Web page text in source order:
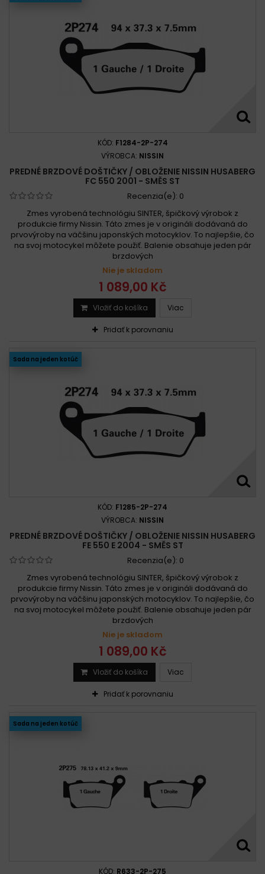
KÓD: F1284-2P-274
VÝROBCA: NISSIN
PREDNÉ BRZDOVÉ DOŠTIČKY / OBLOŽENIE NISSIN HUSABERG
FC 550 2001 - SMĚS ST
Recenzia(e): 0
Zmes vyrobená technológiu SINTER, špičkový výrobok z
produkcie firmy Nissin. Táto zmes je v origináli dodávaná do
prvovýroby na väčšinu japonských motocyklov. To najlepšie, čo
na svoj motocykel môžete použiť. Balenie obsahuje jeden pár
brzdových
Nie je skladom
1 089,00 Kč
Vložiť do košíka Viac
Pridať k porovnaniu
Sada na jeden kotúč
KÓD: F1285-2P-274
VÝROBCA: NISSIN
PREDNÉ BRZDOVÉ DOŠTIČKY / OBLOŽENIE NISSIN HUSABERG
FE 550 E 2004 - SMĚS ST
Recenzia(e): 0
Zmes vyrobená technológiu SINTER, špičkový výrobok z
produkcie firmy Nissin. Táto zmes je v origináli dodávaná do
prvovýroby na väčšinu japonských motocyklov. To najlepšie, čo
na svoj motocykel môžete použiť. Balenie obsahuje jeden pár
brzdových
Nie je skladom
1 089,00 Kč
Vložiť do košíka Viac
Pridať k porovnaniu
Sada na jeden kotúč
KÓD: R633-2P-275